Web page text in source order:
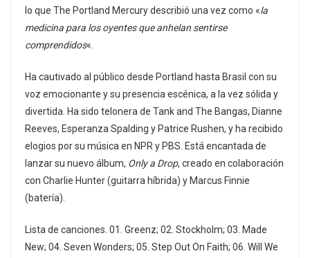
lo que The Portland Mercury describió una vez como «la
medicina para los oyentes que anhelan sentirse
comprendidos«.
Ha cautivado al público desde Portland hasta Brasil con su
voz emocionante y su presencia escénica, a la vez sólida y
divertida. Ha sido telonera de Tank and The Bangas, Dianne
Reeves, Esperanza Spalding y Patrice Rushen, y ha recibido
elogios por su música en NPR y PBS. Está encantada de
lanzar su nuevo álbum, Only a Drop, creado en colaboración
con Charlie Hunter (guitarra híbrida) y Marcus Finnie
(batería).
Lista de canciones. 01. Greenz; 02. Stockholm; 03. Made
New; 04. Seven Wonders; 05. Step Out On Faith; 06. Will We